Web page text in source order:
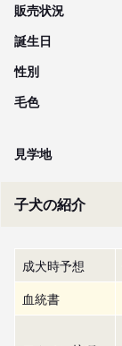
販売状況
誕生日
性別
毛色
見学地
子犬の紹介
成犬時予想
血統書